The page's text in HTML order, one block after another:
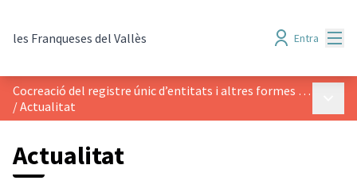
les Franqueses del Vallès Entra
Cocreació del registre únic d’entitats i altres formes d’acció col·lectiva
/Actualitat
Actualitat